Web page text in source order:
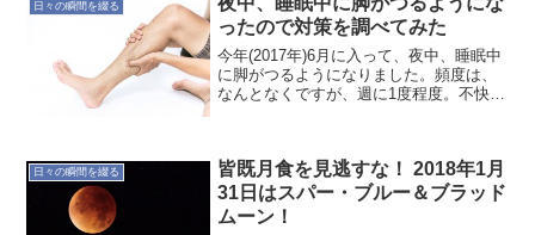
日々の瞬間を綴る
ったので対策を調べてみた
今年(2017年)6月に入って、夜中、睡眠中
に脚がつるようになりました。頻度は、
なんとなくですが、週に1度程度。不快な
ミネラル不足...
日々の瞬間を綴る
皆既月食を見逃すな！ 2018年1月
31日はスパー・ブルー＆ブラッド
ムーン！